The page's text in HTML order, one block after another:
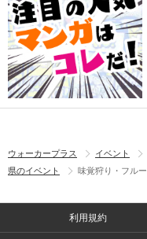
ウォーカープラス イベント
県のイベント
味覚狩り・フル
利用規約